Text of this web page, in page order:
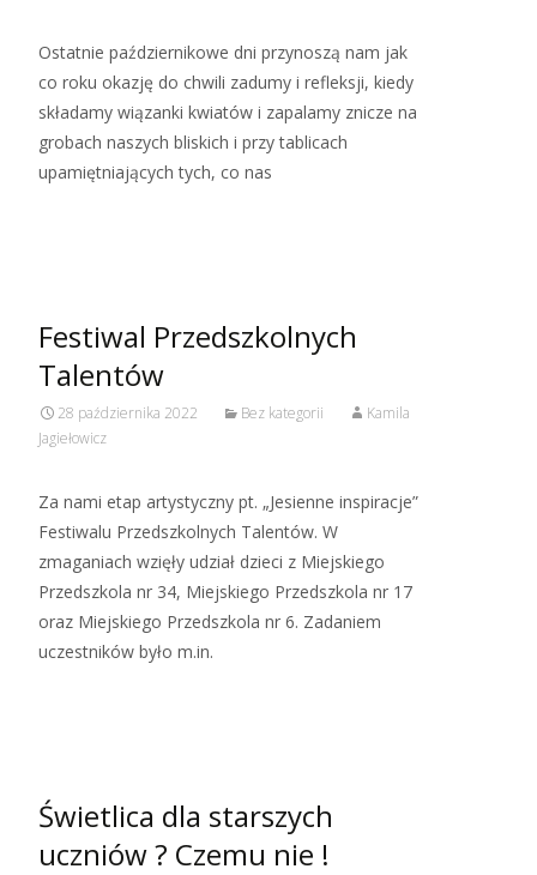
Ostatnie październikowe dni przynoszą nam jak
co roku okazję do chwili zadumy i refleksji, kiedy
składamy wiązanki kwiatów i zapalamy znicze na
grobach naszych bliskich i przy tablicach
upamiętniających tych, co nas
Festiwal Przedszkolnych
Talentów
28 października 2022 Bez kategorii
Kamila
Jagiełowicz
Za nami etap artystyczny pt. „Jesienne inspiracje”
Festiwalu Przedszkolnych Talentów. W
zmaganiach wzięły udział dzieci z Miejskiego
Przedszkola nr 34, Miejskiego Przedszkola nr 17
oraz Miejskiego Przedszkola nr 6. Zadaniem
uczestników było m.in.
Świetlica dla starszych
uczniów ? Czemu nie !